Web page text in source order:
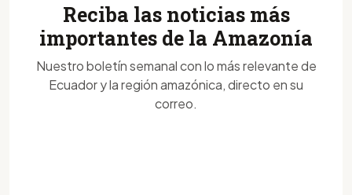
Reciba las noticias más
importantes de la Amazonía
Nuestro boletín semanal con lo más relevante de
Ecuador y la región amazónica, directo en su
correo.